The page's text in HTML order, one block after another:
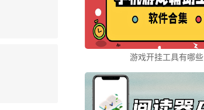
游戏开挂工具有哪些